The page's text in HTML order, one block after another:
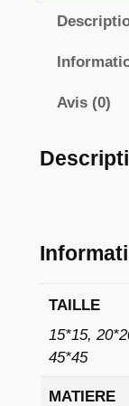
Avis (0)
TAILLE
15*15,
45*45
MATIERE